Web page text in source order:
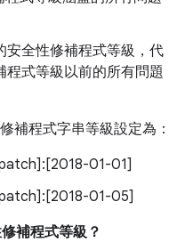
全性修補程式等級，代
式等級以前的所有問題
補程式字串等級設定為：
01-01]
01-05]
補程式等級？